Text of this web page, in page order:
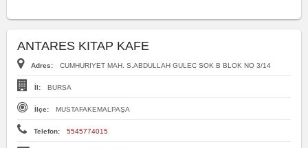
ANTARES KITAP KAFE
Adres: CUMHURIYET MAH. S.ABDULLAH GULEC SOK B BLOK NO 3/14
İl: BURSA
İlçe: MUSTAFAKEMALPAŞA
Telefon: 5545774015